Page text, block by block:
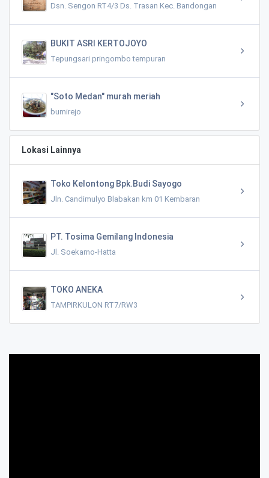
Dsn. Sengon RT4/3 Ds. Trasan Kec. Bandongan
BUKIT ASRI KERTOJOYO
Tepungsari pringombo tempuran
"Soto Medan" murah meriah
bumirejo
Lokasi Lainnya
Toko Kelontong Bpk.Budi Sayogo
Jln. Candimulyo Blabakan km 01 Kembaran
PT. Tosima Gemilang Indonesia
Jl. Soekarno-Hatta
TOKO ANEKA
TAMPIRKULON RT7/RW3